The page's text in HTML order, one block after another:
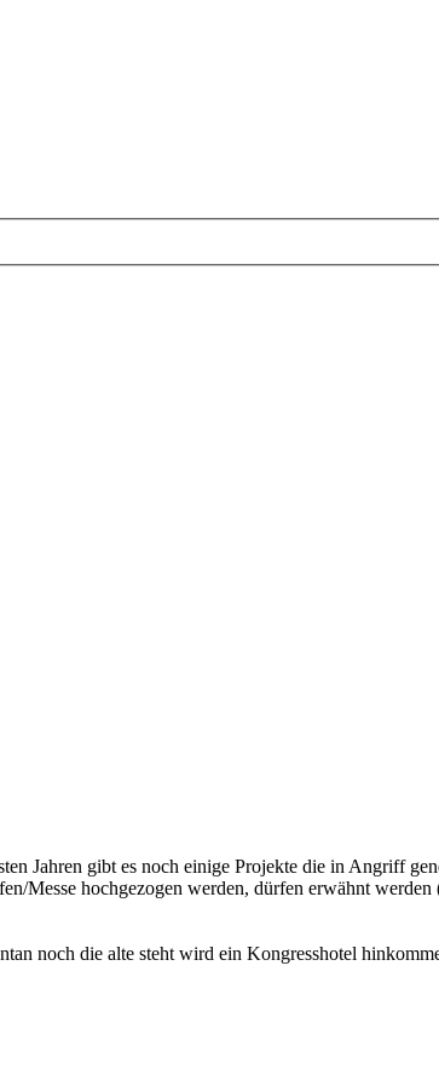
Jahren gibt es noch einige Projekte die in Angriff
Messe hochgezogen werden, dürfen erwähnt
noch die alte steht wird ein Kongresshotel